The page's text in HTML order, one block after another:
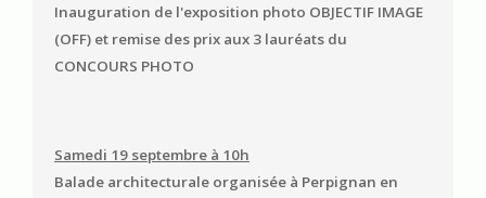
Inauguration de l'exposition photo OBJECTIF IMAGE
(OFF) et remise des prix aux 3 lauréats du
CONCOURS PHOTO
Samedi 19 septembre à 10h
Balade architecturale organisée à Perpignan en